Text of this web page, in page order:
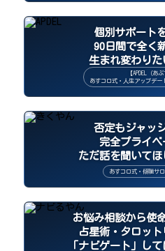
個別サポート
90日間で全く
生まれ変わりた
【APDEL（あ
あすコロ式・人生アップデー
否定もジャッ
完全プライ
ただ話を聞いてほ
あすコロ式・傾聴サ
お悩み相談から使
占星術・タロッ
「ナビゲート」し